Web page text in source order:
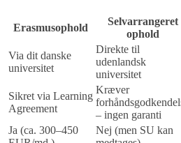
Erasmusophold
Selvarrangeret
ophold
Via dit danske
universitet
Direkte til
udenlandsk
universitet
Sikret via Learning
Agreement
Kræver
– ingen garanti
Ja (ca. 300–450
Nej (men SU kan